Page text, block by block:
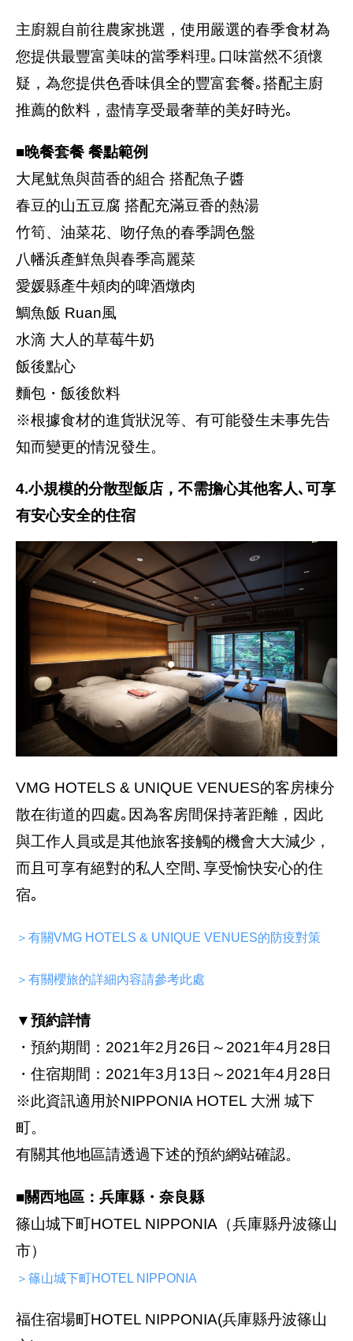
主廚親自前往農家挑選，使用嚴選的春季食材為
您提供最豐富美味的當季料理｡口味當然不須懷
疑，為您提供色香味俱全的豐富套餐｡搭配主廚
推薦的飲料，盡情享受最奢華的美好時光｡
■晚餐套餐 餐點範例
大尾魷魚與茴香的組合 搭配魚子醬
春豆的山五豆腐 搭配充滿豆香的熱湯
竹筍、油菜花、吻仔魚的春季調色盤
八幡浜產鮮魚與春季高麗菜
愛媛縣產牛頰肉的啤酒燉肉
鯛魚飯 Ruan風
水滴 大人的草莓牛奶
飯後點心
麵包・飯後飲料
※根據食材的進貨狀況等、有可能發生未事先告
知而變更的情況發生。
4.小規模的分散型飯店，不需擔心其他客人､可享
有安心安全的住宿
VMG HOTELS & UNIQUE VENUES的客房棟分
散在街道的四處｡因為客房間保持著距離，因此
與工作人員或是其他旅客接觸的機會大大減少，
而且可享有絕對的私人空間､享受愉快安心的住
宿｡
＞有關VMG HOTELS & UNIQUE VENUES的防疫對策
＞有關櫻旅的詳細內容請參考此處
▼預約詳情
・預約期間：2021年2月26日～2021年4月28日
・住宿期間：2021年3月13日～2021年4月28日
※此資訊適用於NIPPONIA HOTEL 大洲 城下
町。
有關其他地區請透過下述的預約網站確認。
■關西地區：兵庫縣・奈良縣
篠山城下町HOTEL NIPPONIA（兵庫縣丹波篠山
市）
＞篠山城下町HOTEL NIPPONIA
福住宿場町HOTEL NIPPONIA(兵庫縣丹波篠山